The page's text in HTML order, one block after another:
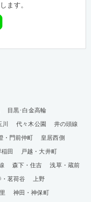
ます。
目黒･白金高輪
代々木公園
井の頭線
・門前仲町
皇居西側
田
戸越・大井町
森下・住吉
浅草・蔵前
・茗荷谷
上野
神田・神保町